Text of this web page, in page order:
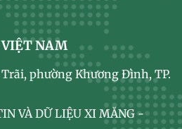
NAM
phường Khương Đình, TP.
VÀ DỮ LIỆU XI MĂNG -